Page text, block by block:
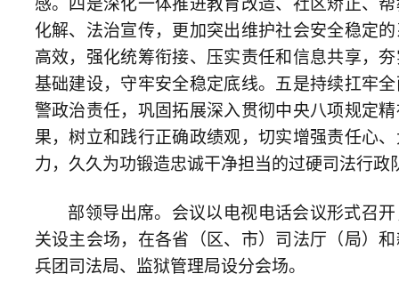
下一篇：极简！湖南省政府工作报告“硬核”内容来了！